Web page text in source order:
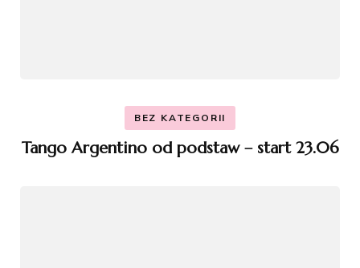
BEZ KATEGORII
Tango Argentino od podstaw – start 23.06